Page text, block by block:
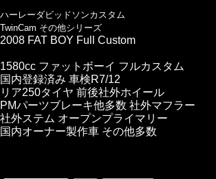
ハーレーダビッドソンカスタム
TwinCam その他シリーズ
2008 FAT BOY Full Custom
1580cc ファットボーイ フルカスタム
国内登録済み 車検R7/12
リア250タイヤ 前後社外ホイール
PMパーツブレーキ他多数 社外マフラー
社外ステム オープンプライマリー
国内オーナー製作車 その他多数